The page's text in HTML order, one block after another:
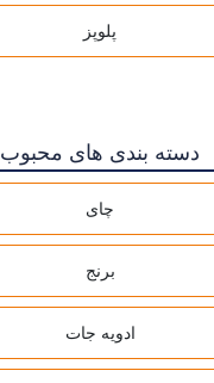
پلوپز
دسته بندی های محبوب
چای
برنج
ادویه جات